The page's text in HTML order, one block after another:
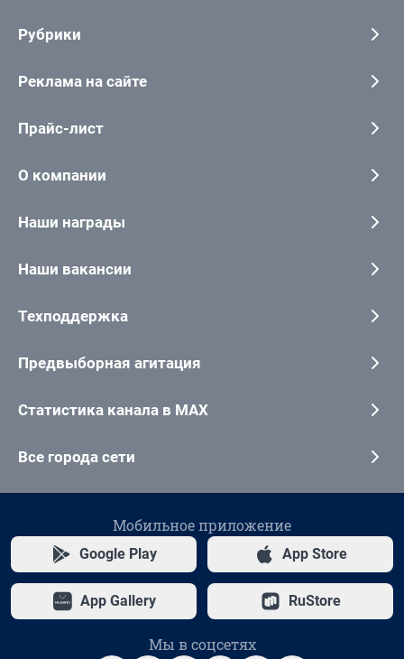
Рубрики
Реклама на сайте
Прайс-лист
О компании
Наши награды
Наши вакансии
Техподдержка
Предвыборная агитация
Статистика канала в MAX
Все города сети
Мобильное приложение
Google Play App Store
App Gallery RuStore
Мы в соцсетях